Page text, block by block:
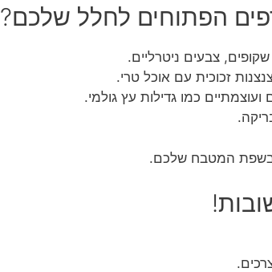
הפתוחים לחלל שלכם?
צבעים ניטרליים.
זכוכית עם אוכל טרי.
כמו גדילות עץ גולמי.
בשפת המטבח שלכם.